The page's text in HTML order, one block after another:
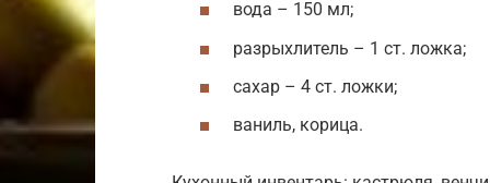
вода – 150 мл;
разрыхлитель – 1 ст. ложка;
сахар – 4 ст. ложки;
ваниль, корица.